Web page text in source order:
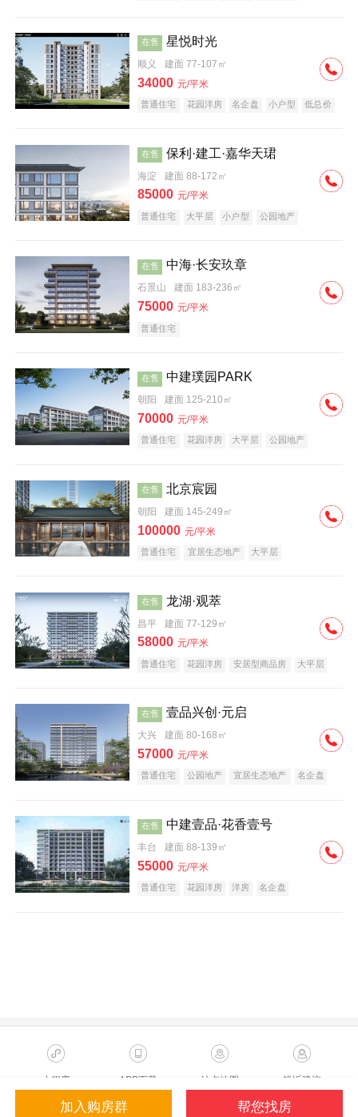
在售 星悦时光
顺义 建面 77-107㎡
34000 元/平米
普通住宅 花园洋房 名企盘 小户型 低总价
在售 保利·建工·嘉华天珺
海淀 建面 88-172㎡
85000 元/平米
普通住宅 大平层 小户型
公园地产
在售 中海·长安玖章
石景山 建面 183-236㎡
75000 元/平米
普通住宅
在售 中建璞园PARK
朝阳 建面 125-210㎡
70000 元/平米
普通住宅 花园洋房 大平层
公园地产
在售 北京宸园
朝阳 建面 145-249㎡
100000 元/平米
普通住宅 宜居生态地产 大平层
在售 龙湖·观萃
昌平 建面 77-129㎡
58000 元/平米
普通住宅 花园洋房 安居型商品房
大平层
在售 壹品兴创·元启
大兴 建面 80-168㎡
57000 元/平米
普通住宅 公园地产 宜居生态地产 名企盘
在售 中建壹品·花香壹号
丰台 建面 88-139㎡
55000 元/平米
普通住宅 花园洋房 洋房 名企盘
加入购房群 帮您找房
小程序 APP下载 站点地图 投诉建议